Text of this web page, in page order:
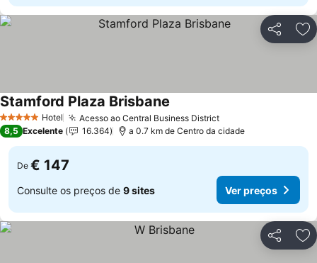
Partilhar
5 Estrelas Hotel Acesso ao Central Business DistrictVer preços
Stamford Plaza Brisbane
8,5 Excelente 16.364 a 0.7 km de Centro da cidade
De € 147
Consulte os preços de 9 sites Ver preços
Partilhar